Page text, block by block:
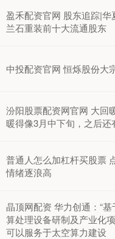
盈禾配资官网 股东追踪|
兰石重装前十大流通股东
中投配资官网 恒烁股份大
汾阳股票配资网官网 大回
暖得像3月中下旬，之后还
普通人怎么加杠杆买股票
情绪逐浪高
晶顶网配资 华力创通：“
算处理设备研制及产业化
可以服务于太空算力建设